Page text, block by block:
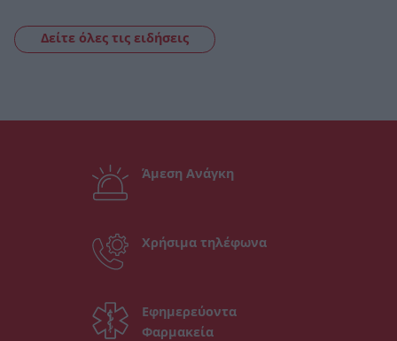
Δείτε όλες τις ειδήσεις
Άμεση Ανάγκη
Χρήσιμα τηλέφωνα
Εφημερεύοντα
Φαρμακεία